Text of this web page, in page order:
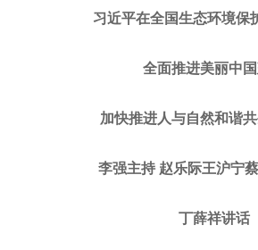
习近平在全国生态环境保
全面推进美丽中
加快推进人与自然和谐
李强主持 赵乐际王沪宁
丁薛祥讲话